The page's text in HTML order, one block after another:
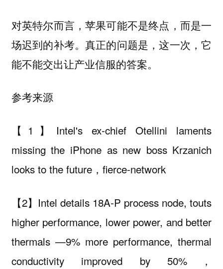
对英特尔而言，苹果可能不是终点，而是一
场迟到的补考。真正的问题是，这一次，它
能不能交出让产业信服的答案。
参考来源
【1】Intel's ex-chief Otellini laments
missing the iPhone as new boss Krzanich
looks to the future，fierce-network
【2】Intel details 18A-P process node, touts
higher performance, lower power, and better
thermals —9% more performance, thermal
conductivity improved by 50%，